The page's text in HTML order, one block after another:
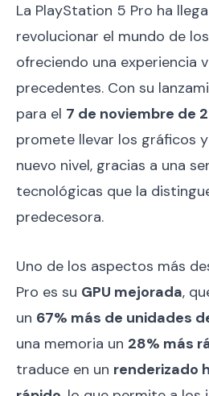
La PlayStation 5 Pro ha
revolucionar el mundo de
ofreciendo una experiencia
precedentes. Con su
para el 7 de noviembre de
promete llevar los gráficos
nuevo nivel, gracias a una
tecnológicas que la
predecesora.
Uno de los aspectos más
Pro es su GPU mejorada,
un 67% más de unidades
una memoria un 28% más
traduce en un renderizado